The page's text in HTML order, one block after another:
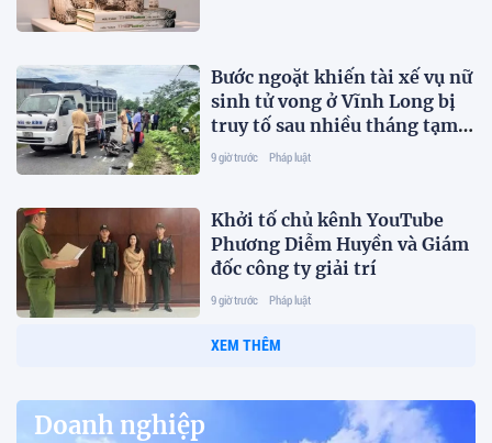
Bước ngoặt khiến tài xế vụ nữ
sinh tử vong ở Vĩnh Long bị
truy tố sau nhiều tháng tạm
đình chỉ
9 giờ trước Pháp luật
Khởi tố chủ kênh YouTube
Phương Diễm Huyền và Giám
đốc công ty giải trí
9 giờ trước Pháp luật
XEM THÊM
Doanh nghiệp